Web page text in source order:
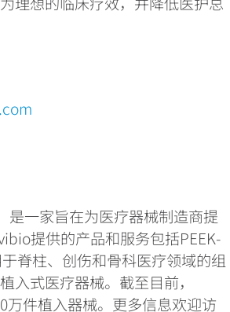
一家旨在为医疗器械制造商提
提供的产品和服务包括PEEK-
脊柱、创伤和骨科医疗领域的组
入式医疗器械。截至目前，
万件植入器械。更多信息欢迎访